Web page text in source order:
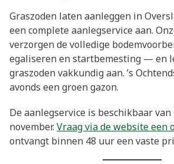
Graszoden laten aanleggen in
een complete aanlegservice aan.
verzorgen de volledige
egaliseren en startbemesting — en
graszoden vakkundig aan. ’s
avonds een groen gazon.
De aanlegservice is beschikbaar
november.Vraag via de website een
ontvangt binnen 48 uur een vaste